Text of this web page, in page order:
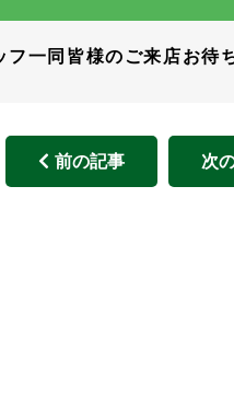
フ一同皆様のご来店お待
前の記事 次